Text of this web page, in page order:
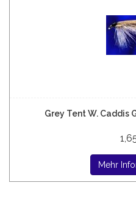
Grey Tent W. Caddis
Mehr